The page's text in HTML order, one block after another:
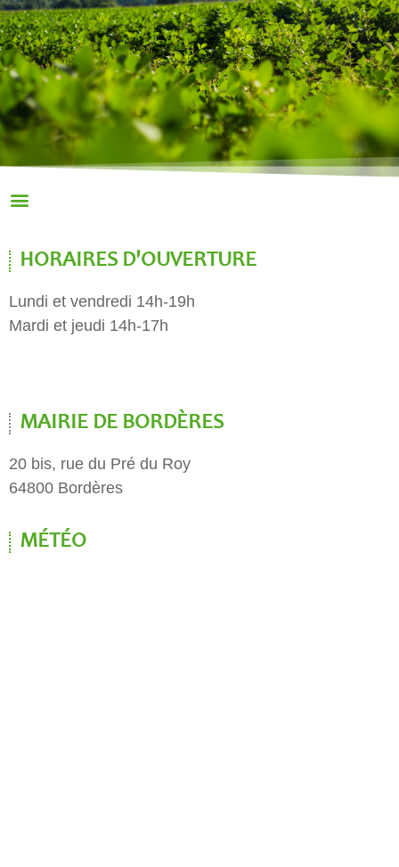
HORAIRES D'OUVERTURE
Lundi et vendredi 14h-19h
Mardi et jeudi 14h-17h
MAIRIE DE BORDÈRES
20 bis, rue du Pré du Roy
64800 Bordères
MÉTÉO